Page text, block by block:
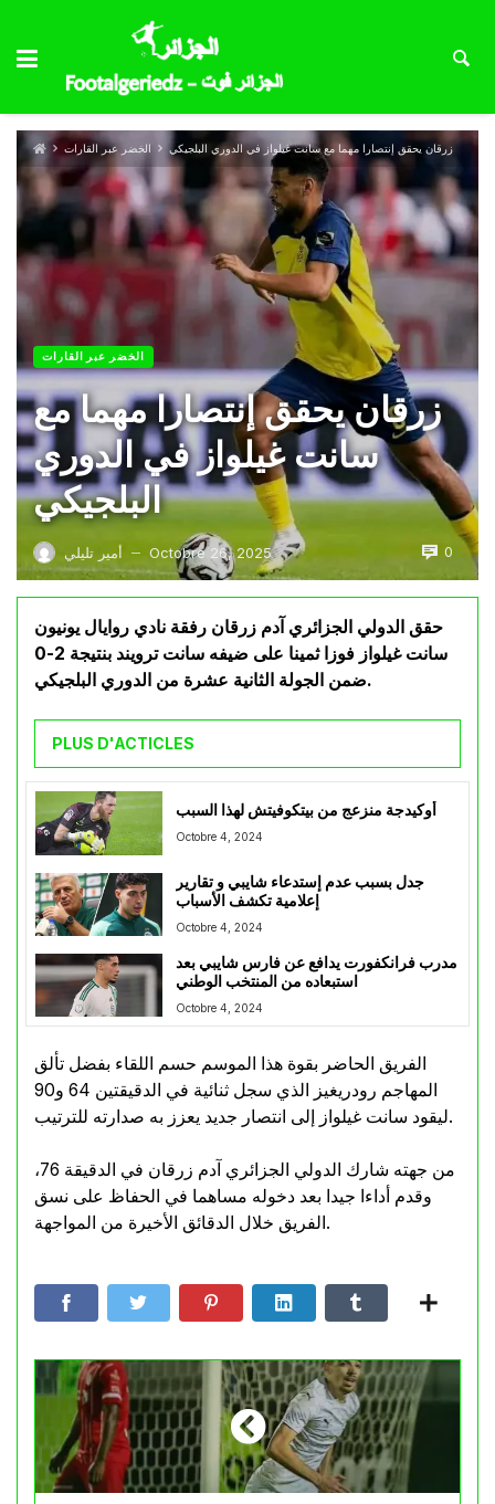
الخضر عبر القارات زرقان يحقق إنتصارا مهما مع سانت غيلواز في الدوري البلجيكي
الخضر عبر القارات
زرقان يحقق إنتصارا مهما مع
سانت غيلواز في الدوري
البلجيكي
أمير تليلي — Octobre 26, 2025 0
حقق الدولي الجزائري آدم زرقان رفقة نادي روايال يونيون
سانت غيلواز فوزا ثمينا على ضيفه سانت ترويند بنتيجة 2-0
ضمن الجولة الثانية عشرة من الدوري البلجيكي.
PLUS D'ACTICLES
أوكيدجة منزعج من بيتكوفيتش لهذا السبب
Octobre 4, 2024
جدل بسبب عدم إستدعاء شايبي و تقارير
إعلامية تكشف الأسباب
Octobre 4, 2024
مدرب فرانكفورت يدافع عن فارس شايبي بعد
استبعاده من المنتخب الوطني
Octobre 4, 2024
الفريق الحاضر بقوة هذا الموسم حسم اللقاء بفضل تألق
المهاجم رودريغيز الذي سجل ثنائية في الدقيقتين 64 و90
ليقود سانت غيلواز إلى انتصار جديد يعزز به صدارته للترتيب.
من جهته شارك الدولي الجزائري آدم زرقان في الدقيقة 76،
وقدم أداءا جيدا بعد دخوله مساهما في الحفاظ على نسق
الفريق خلال الدقائق الأخيرة من المواجهة.